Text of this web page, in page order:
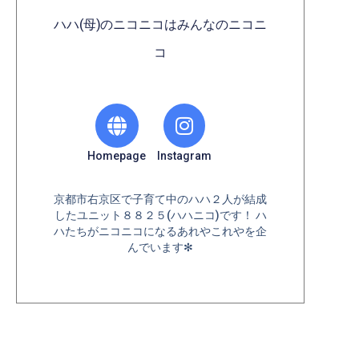
ハハ(母)のニコニコはみんなのニコニ
コ
Homepage Instagram
京都市右京区で子育て中のハハ２人が結成
したユニット８８２５(ハハニコ)です！ ハ
ハたちがニコニコになるあれやこれやを企
んでいます✻